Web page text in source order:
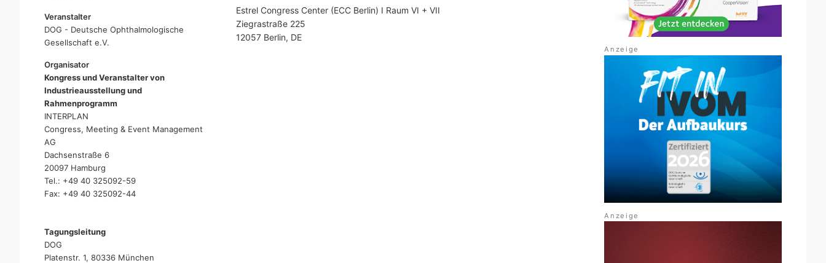
Veranstalter
DOG - Deutsche Ophthalmologische
Gesellschaft e.V.
Organisator
Kongress und Veranstalter von
Industrieausstellung und
Rahmenprogramm
INTERPLAN
Congress, Meeting & Event Management
AG
Dachsenstraße 6
20097 Hamburg
Tel.: +49 40 325092-59
Fax: +49 40 325092-44
Tagungsleitung
DOG
Platenstr. 1, 80336 München
Estrel Congress Center (ECC Berlin) I Raum VI + VII
Ziegrastraße 225
12057 Berlin, DE